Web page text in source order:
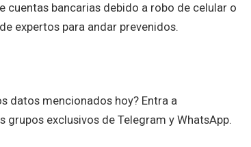
cuentas bancarias debido a robo de celular o
expertos para andar prevenidos.
datos mencionados hoy? Entra a
grupos exclusivos de Telegram y WhatsApp.